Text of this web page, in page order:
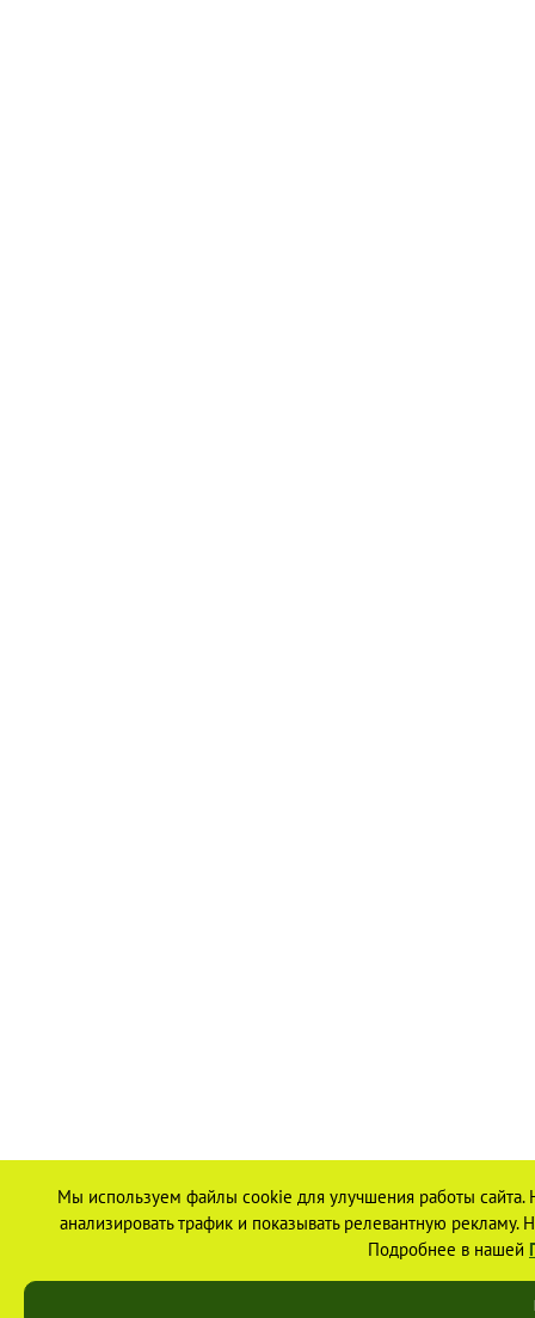
Мы используем файлы cookie для улучшения работы
анализировать трафик и показывать релевантную
Подробнее в нашей